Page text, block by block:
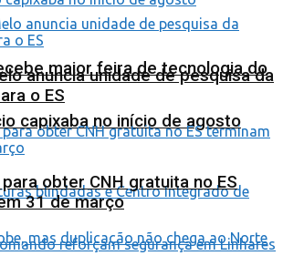
maior feira de tecnologia do
capixaba no início de agosto
anuncia unidade de pesquisa da
o ES
obter CNH gratuita no ES
31 de março